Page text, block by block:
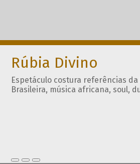
Rúbia Divino
Espetáculo costura referências
Brasileira, música africana, soul,